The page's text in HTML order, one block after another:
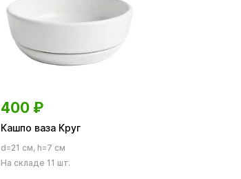
400 ₽
Кашпо ваза Круг
d=21 см, h=7 см
На складе 11 шт.